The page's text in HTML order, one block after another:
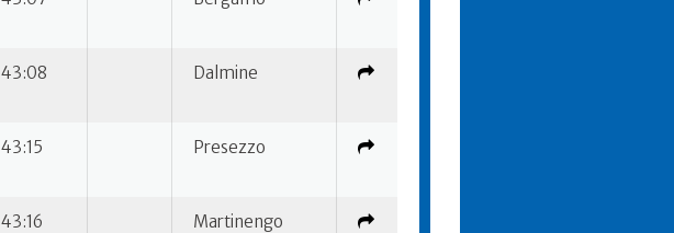
43:08 Dalmine
43:15 Presezzo
43:16 Martinengo